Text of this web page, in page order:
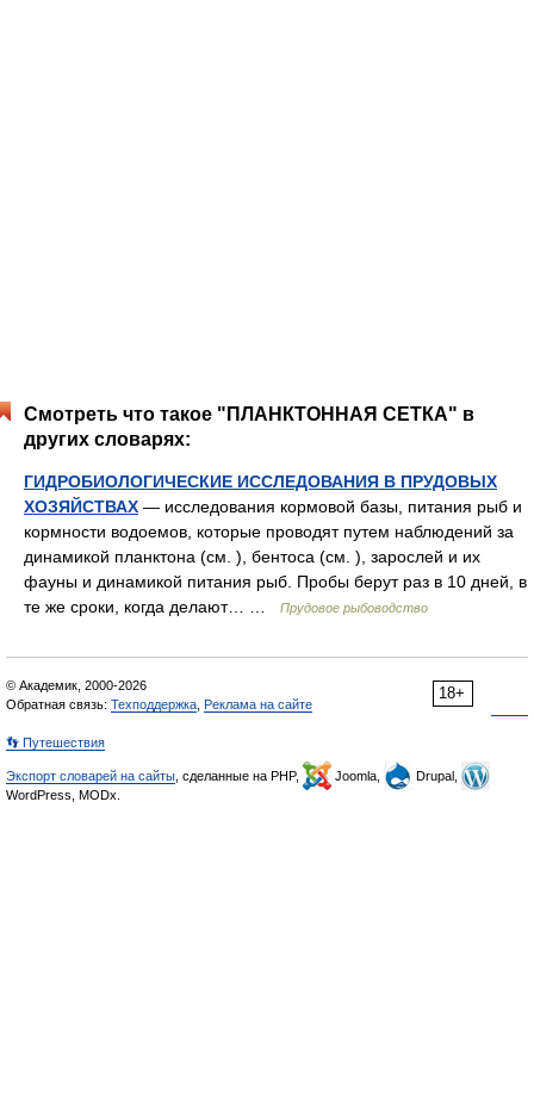
Смотреть что такое "ПЛАНКТОННАЯ СЕТКА" в
других словарях:
ГИДРОБИОЛОГИЧЕСКИЕ ИССЛЕДОВАНИЯ В ПРУДОВЫХ
ХОЗЯЙСТВАХ — исследования кормовой базы, питания рыб и
кормности водоемов, которые проводят путем наблюдений за
динамикой планктона (см. ), бентоса (см. ), зарослей и их
фауны и динамикой питания рыб. Пробы берут раз в 10 дней, в
те же сроки, когда делают… …
Прудовое рыбоводство
18+
© Академик, 2000-2026
Обратная связь: Техподдержка Реклама на сайте
👣 Путешествия
Экспорт словарей на сайты , сделанные на PHP, Joomla,
Drupal,
WordPress, MODx.